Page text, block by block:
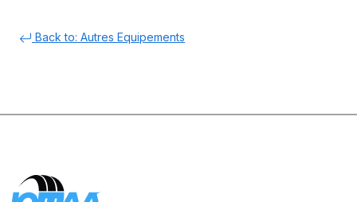
Back to: Autres Equipements